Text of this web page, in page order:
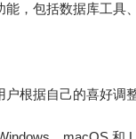
，包括数据库工具
根据自己的喜好调